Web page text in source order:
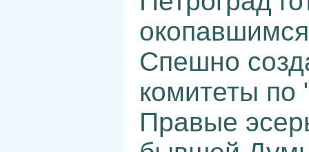
Спешно
комитеты
Правые